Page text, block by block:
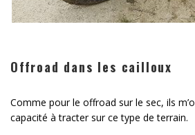
Offroad dans les cailloux
Comme pour le offroad sur le sec, ils
capacité à tracter sur ce type de terrain.